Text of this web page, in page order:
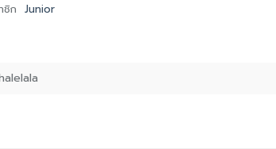
ชิก Junior